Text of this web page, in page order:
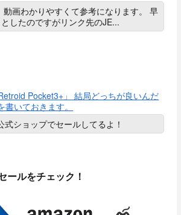
動画わかりやすくて参考になります。 早
したのですがリンク先のJE...
Pocket3+」 結局どっちが良いんだ
いておきます。
式ショップでセールしてるよ！
ールをチェック！